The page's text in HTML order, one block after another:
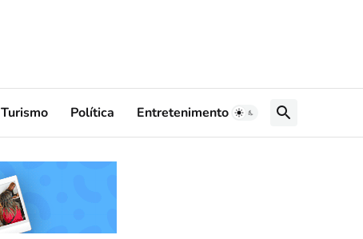
Turismo Política Entretenimento